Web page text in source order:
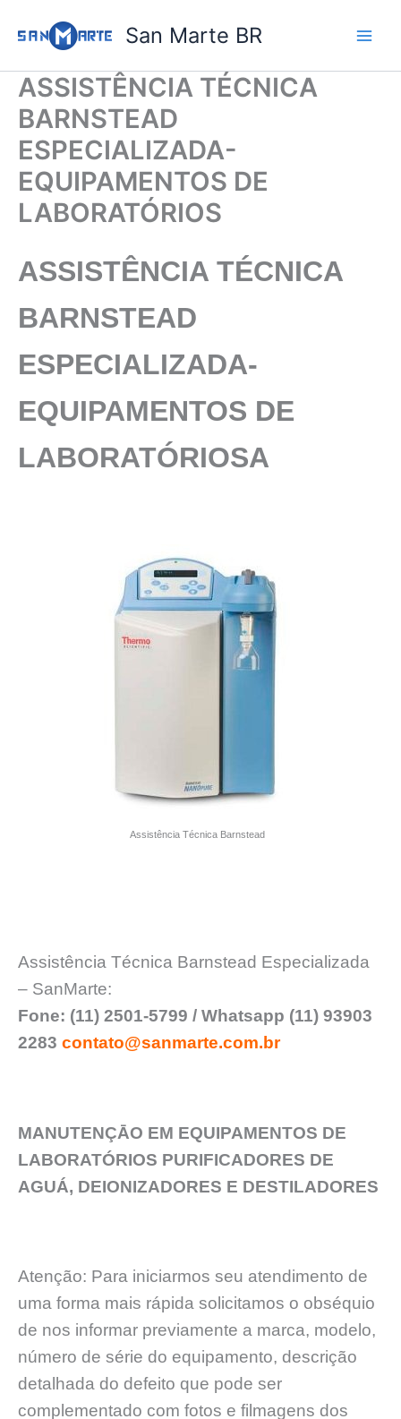
para
conteúdo
San Marte BR
ASSISTÊNCIA TÉCNICA
BARNSTEAD
ESPECIALIZADA-
EQUIPAMENTOS DE
LABORATÓRIOS
ASSISTÊNCIA TÉCNICA
BARNSTEAD
ESPECIALIZADA-
EQUIPAMENTOS DE
LABORATÓRIOSA
Assistência Técnica Barnstead
Assistência Técnica Barnstead Especializada
– SanMarte:
Fone: (11) 2501-5799 / Whatsapp (11) 93903
2283 contato@sanmarte.com.br
MANUTENÇĀO EM EQUIPAMENTOS DE
LABORATÓRIOS PURIFICADORES DE
AGUÁ, DEIONIZADORES E DESTILADORES
Atenção: Para iniciarmos seu atendimento de
uma forma mais rápida solicitamos o obséquio
de nos informar previamente a marca, modelo,
número de série do equipamento, descrição
detalhada do defeito que pode ser
complementado com fotos e filmagens dos